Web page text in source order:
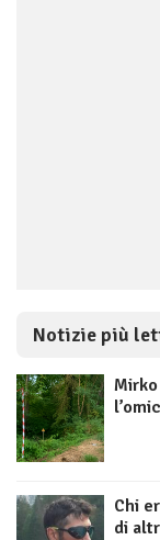
Notizie più
Chi
di